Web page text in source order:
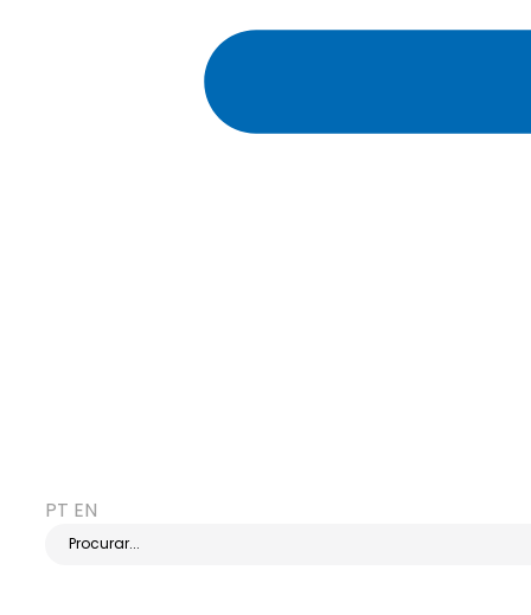
PT EN
Procurar...